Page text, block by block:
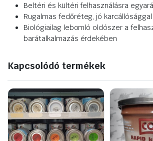
Beltéri és kültéri felhasználásra
Rugalmas fedőréteg, jó karcállósággal
Biológiailag lebomló oldószer a
barátalkalmazás érdekében
Kapcsolódó termékek